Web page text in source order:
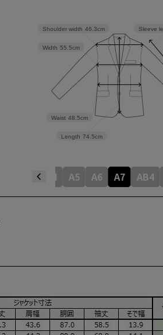
Sleeve
Length 74.5cm
Waist 48.5cm
Width 55.5cm
Shoulder width 46.3cm
A4 A5 A6 A7 AB4